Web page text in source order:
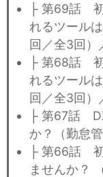
├ 第69話
れるツール
回／全3回）
├ 第68話
れるツール
回／全3回）
├ 第67話
か？（勤怠
├ 第66話
ませんか？